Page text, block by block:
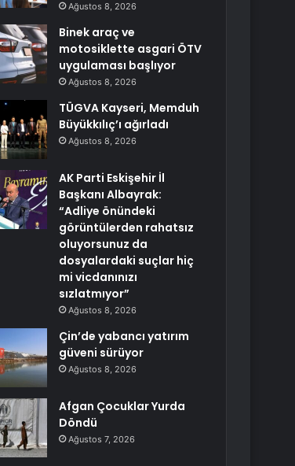
Ağustos 8, 2026
Binek araç ve
motosiklette asgari ÖTV
uygulaması başlıyor
Ağustos 8, 2026
TÜGVA Kayseri, Memduh
Büyükkılıç’ı ağırladı
Ağustos 8, 2026
AK Parti Eskişehir İl
Başkanı Albayrak:
“Adliye önündeki
görüntülerden rahatsız
oluyorsunuz da
dosyalardaki suçlar hiç
mi vicdanınızı
sızlatmıyor”
Ağustos 8, 2026
Çin’de yabancı yatırım
güveni sürüyor
Ağustos 8, 2026
Afgan Çocuklar Yurda
Döndü
Ağustos 7, 2026